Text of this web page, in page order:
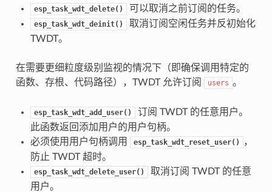
esp_task_wdt_delete() 可以取消之前订阅的任务。
esp_task_wdt_deinit()
取消订阅空闲任务并反初始化
TWDT。
在需要更细粒度级别监视的情况下（即确保调用特定的
函数、存根、代码路径），TWDT 允许订阅
users 。
esp_task_wdt_add_user()
订阅 TWDT 的任意用户。
此函数返回添加用户的用户句柄。
必须使用用户句柄调用
esp_task_wdt_reset_user()
，
防止 TWDT 超时。
esp_task_wdt_delete_user()
取消订阅 TWDT 的任意
用户。